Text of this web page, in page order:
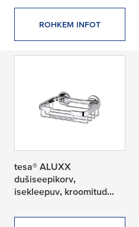
ROHKEM INFOT
tesa® ALUXX
dušiseepikorv,
isekleepuv, kroomitud